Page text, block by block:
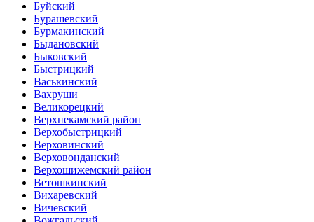
Буйский
Бурашевский
Бурмакинский
Быдановский
Быковский
Быстрицкий
Васькинский
Вахруши
Великорецкий
Верхнекамский район
Верхобыстрицкий
Верховинский
Верховонданский
Верхошижемский район
Ветошкинский
Вихаревский
Вичевский